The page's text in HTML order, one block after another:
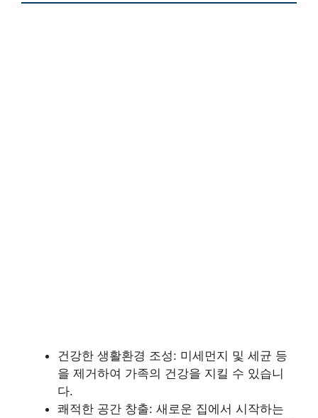
건강한 생활환경 조성: 미세먼지 및 세균 등
을 제거하여 가족의 건강을 지킬 수 있습니
다.
쾌적한 공간 창출: 새로운 집에서 시작하는